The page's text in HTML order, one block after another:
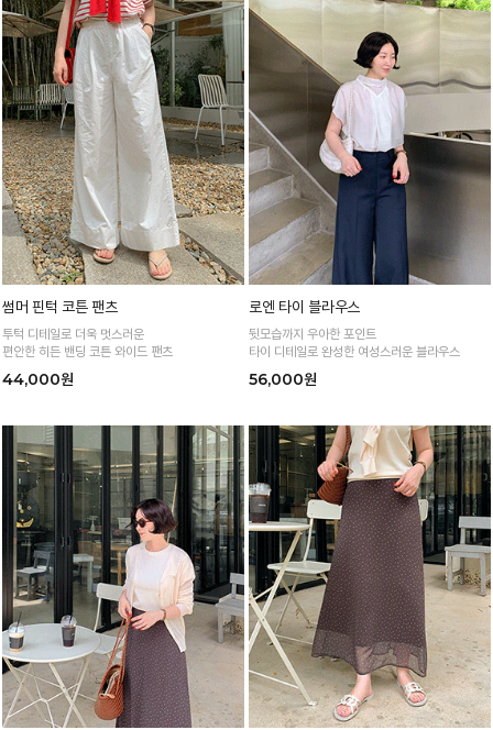
썸머 핀턱 코튼 팬츠
투턱 디테일로 더욱 멋스러운
편안한 히든 밴딩 코튼 와이드 팬츠
44,000원
로엔 타이 블라우스
뒷모습까지 우아한 포인트
타이 디테일로 완성한 여성스러운 블라우스
56,000원